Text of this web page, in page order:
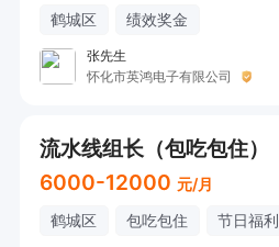
鹤城区 绩效奖金
张先生
怀化市英鸿电子有限公司
流水线组长（包吃包住）
6000-12000 元/月
鹤城区 包吃包住 节日福利